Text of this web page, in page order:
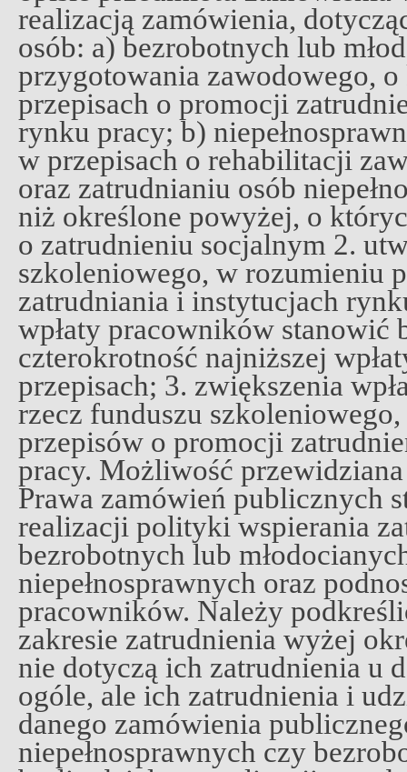
realizacją zamówienia,
osób: a) bezrobotnych lub
przygotowania zawodowego,
przepisach o promocji
rynku pracy; b)
w przepisach o rehabilitacji
oraz zatrudnianiu osób
niż określone powyżej, o
o zatrudnieniu socjalnym 2.
szkoleniowego, w rozumieniu
zatrudniania i instytucjach
wpłaty pracowników stanowić
czterokrotność najniższej
przepisach; 3. zwiększenia
rzecz funduszu
przepisów o promocji
pracy. Możliwość
Prawa zamówień publicznych
realizacji polityki wspierania
bezrobotnych lub
niepełnosprawnych oraz
pracowników. Należy
zakresie zatrudnienia wyżej
nie dotyczą ich zatrudnienia u
ogóle, ale ich zatrudnienia i
danego zamówienia
niepełnosprawnych czy